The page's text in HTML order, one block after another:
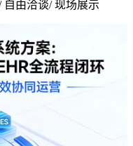
由洽谈/ 现场展示